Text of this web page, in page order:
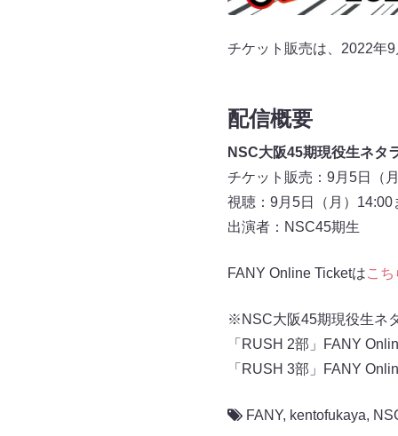
チケット販売は、2022年
配信概要
NSC大阪45期現役生ネタ
チケット販売：9月5日（
視聴：9月5日（月）14:00
出演者：NSC45期生
FANY Online Ticketはこち
※NSC大阪45期現役生ネ
「RUSH 2部」FANY
「RUSH 3部」FANY
FANY, kentofukaya,